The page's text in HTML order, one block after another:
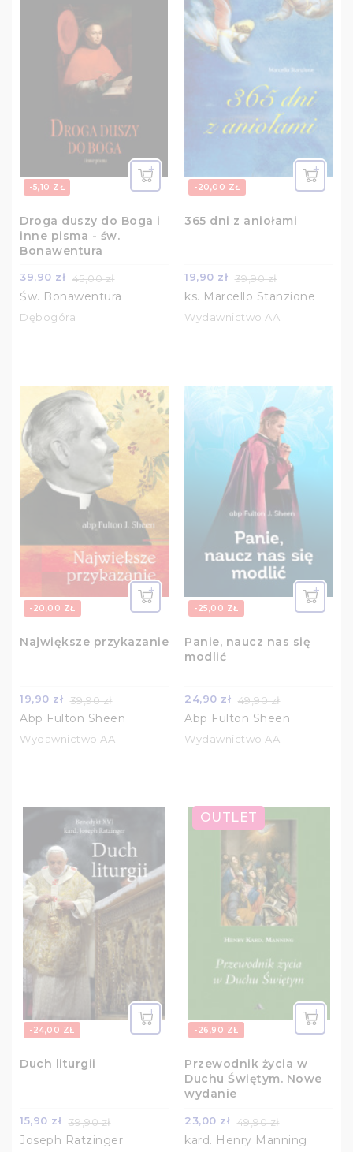
-5,10 ZŁ
Droga duszy do Boga i
inne pisma - św.
Bonawentura
39,90 zł 45,00 zł
Św. Bonawentura
Dębogóra
-20,00 ZŁ
365 dni z aniołami
19,90 zł 39,90 zł
ks. Marcello Stanzione
Wydawnictwo AA
-20,00 ZŁ
Największe przykazanie
19,90 zł 39,90 zł
Abp Fulton Sheen
Wydawnictwo AA
-25,00 ZŁ
Panie, naucz nas się
modlić
24,90 zł 49,90 zł
Abp Fulton Sheen
Wydawnictwo AA
-24,00 ZŁ
Duch liturgii
15,90 zł 39,90 zł
Joseph Ratzinger
-26,90 ZŁ
OUTLET
Przewodnik życia w
Duchu Świętym. Nowe
wydanie
23,00 zł 49,90 zł
kard. Henry Manning